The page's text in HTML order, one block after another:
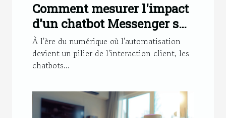
Comment mesurer l'impact
d'un chatbot Messenger sur
votre activité
À l'ère du numérique où l'automatisation
devient un pilier de l'interaction client, les
chatbots...